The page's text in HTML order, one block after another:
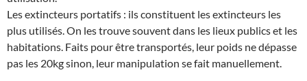
Les extincteurs portatifs : ils constituent les extincteurs les
plus utilisés. On les trouve souvent dans les lieux publics et les
habitations. Faits pour être transportés, leur poids ne dépasse
pas les 20kg sinon, leur manipulation se fait manuellement.